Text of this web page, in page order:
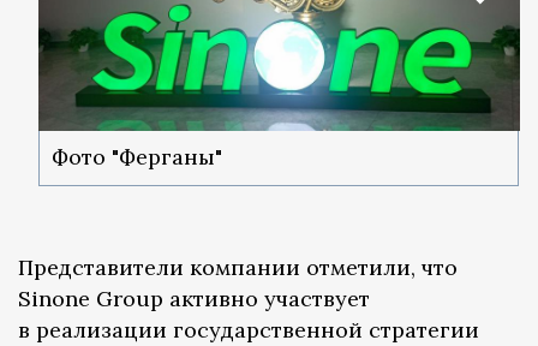
Фото "Ферганы"
Представители компании отметили, что
Sinone Group активно участвует
в реализации государственной стратегии